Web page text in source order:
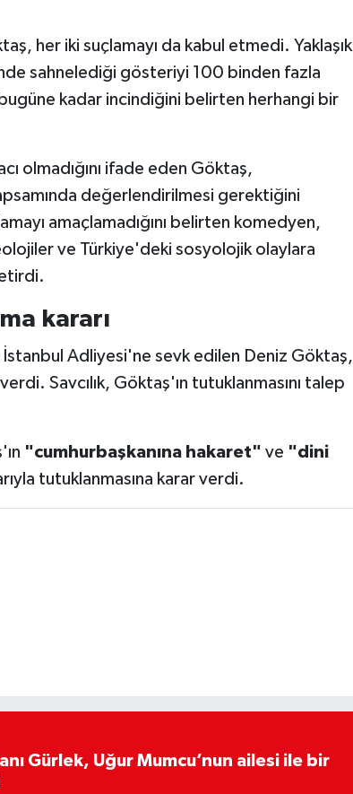
her iki suçlamayı da kabul etmedi. Yaklaşık
sahnelediği gösteriyi 100 binden fazla
kadar incindiğini belirten herhangi bir
olmadığını ifade eden Göktaş,
değerlendirilmesi gerektiğini
amaçlamadığını belirten komedyen,
ve Türkiye'deki sosyolojik olaylara
kararı
İstanbul Adliyesi'ne sevk edilen Deniz Göktaş,
Savcılık, Göktaş'ın tutuklanmasını talep
"cumhurbaşkanına hakaret" ve "dini
tutuklanmasına karar verdi.
Gürlek, Uğur Mumcu’nun ailesi ile bir